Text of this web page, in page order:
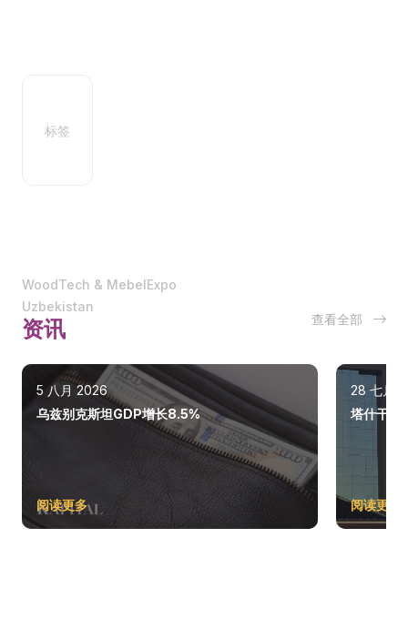
标签
WoodTech & MebelExpo
Uzbekistan
资讯 查看全部
5 八月 2026
乌兹别克斯坦GDP增长8.5%
阅读更多
28 七月
塔什干巩
阅读更多